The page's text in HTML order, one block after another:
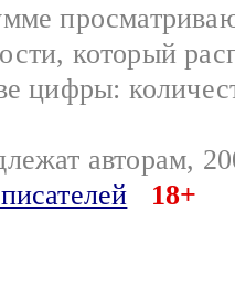
который
цифры:
авторам,
18+